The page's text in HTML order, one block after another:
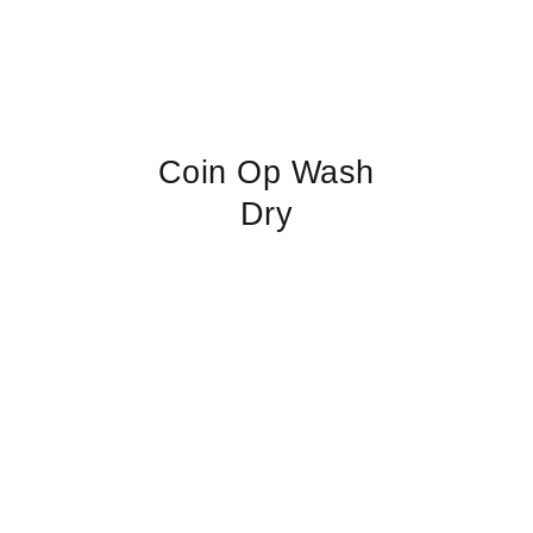
Coin Op Wash
Dry